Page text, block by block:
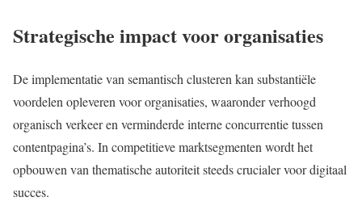
Strategische impact voor organisaties
De implementatie van semantisch clusteren kan substantiële
voordelen opleveren voor organisaties, waaronder verhoogd
organisch verkeer en verminderde interne concurrentie tussen
contentpagina’s. In competitieve marktsegmenten wordt het
opbouwen van thematische autoriteit steeds crucialer voor digitaal
succes.